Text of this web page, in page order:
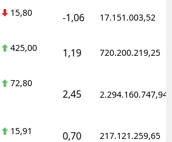
15,80 -1,06 17.151.003,52
425,00 1,19 720.200.219,25
72,80
2,45 2.294.160.747,94
15,91 0,70 217.121.259,65